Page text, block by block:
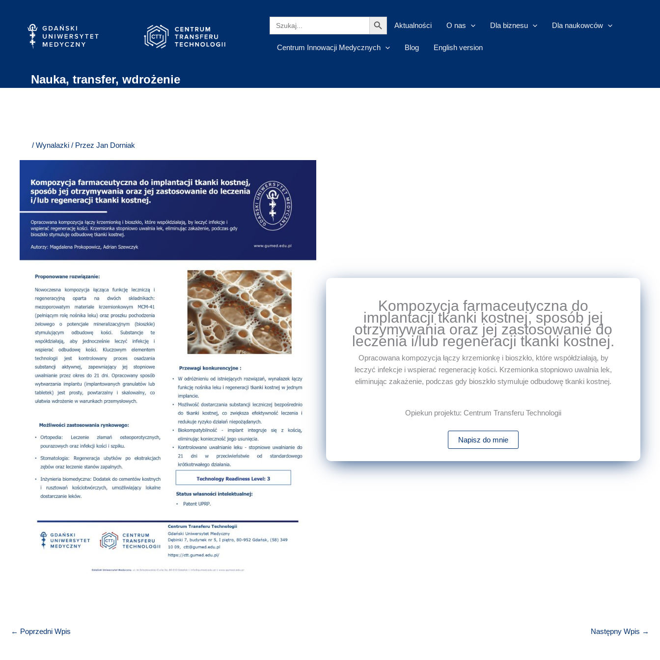
Search
for:
Search Button
Aktualności
O nas Dla biznesu Dla naukowców
Centrum Innowacji Medycznych Blog English version
Nauka, transfer, wdrożenie
/ Wynalazki / Przez Jan Dorniak
Kompozycja farmaceutyczna do
implantacji tkanki kostnej, sposób jej
otrzymywania oraz jej zastosowanie do
leczenia i/lub regeneracji tkanki kostnej.
Opracowana kompozycja łączy krzemionkę i bioszkło, które współdziałają, by
leczyć infekcje i wspierać regenerację kości. Krzemionka stopniowo uwalnia lek,
eliminując zakażenie, podczas gdy bioszkło stymuluje odbudowę tkanki kostnej.
Opiekun projektu: Centrum Transferu Technologii
Napisz do mnie
← Poprzedni Wpis Następny Wpis →